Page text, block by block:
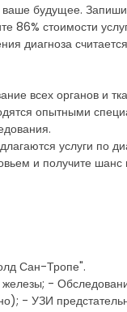
ваше будущее.
86% стоимости
диагноза считается
всех органов и
опытными
услуги по
и получите шанс
Сан-Тропе".
-
- УЗИ